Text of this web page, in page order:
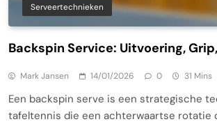
Serveertechnieken
Backspin Service: Uitvoering,
Mark Jansen 14/01/2026 0 31 Mins
Een backspin serve is een strategische
tafeltennis die een achterwaartse rotatie